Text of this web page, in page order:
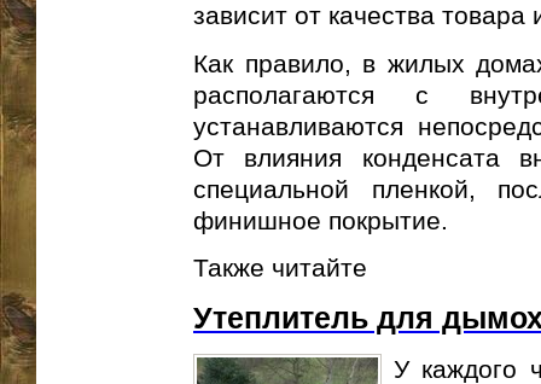
зависит от качества товара
Как правило, в жилых
располагаются с
устанавливаются
От влияния конденсата
специальной пленкой,
финишное покрытие.
Также читайте
Утеплитель для
У каждого